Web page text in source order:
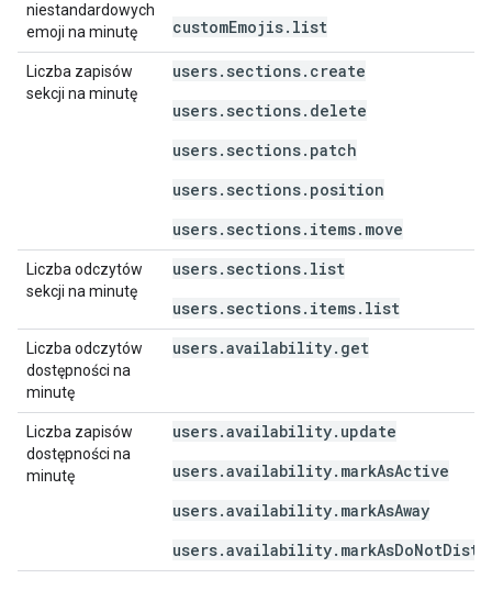
niestandardowych
emoji na minutę
customEmojis.list
Liczba zapisów
sekcji na minutę
users.sections.create
users.sections.delete
users.sections.patch
users.sections.position
users.sections.items.move
Liczba odczytów
sekcji na minutę
users.sections.list
users.sections.items.list
Liczba odczytów
dostępności na
minutę
users.availability.get
Liczba zapisów
dostępności na
minutę
users.availability.update
users.availability.markAsActive
users.availability.markAsAway